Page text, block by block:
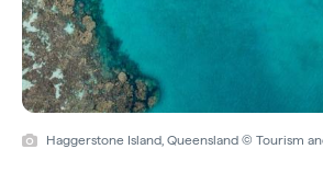
Haggerstone Island, Queensland © Tourism